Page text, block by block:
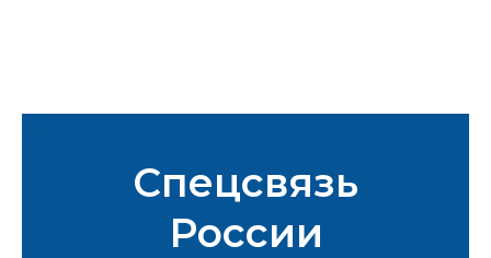
Спецсвязь
России